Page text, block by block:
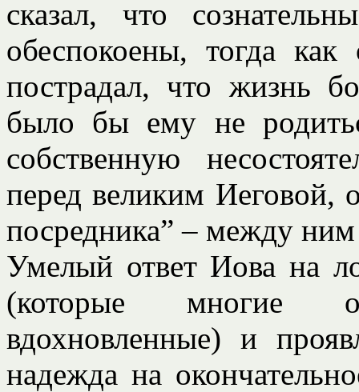
сказал, что
обеспокоены, тогда
пострадал, что жизнь
было бы ему не
собственную
перед великим Иеговой,
посредника” – между
Умелый ответ Иова на
(которые многие
вдохновленные) и
надежда на